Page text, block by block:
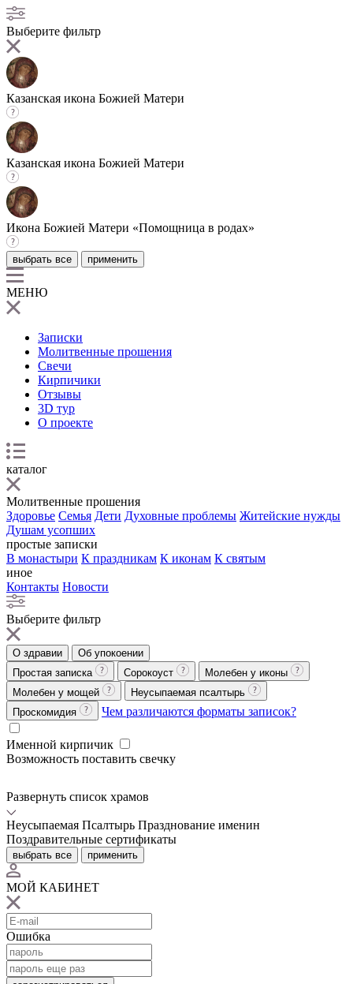
Выберите фильтр
Казанская икона Божией Матери
Казанская икона Божией Матери
Икона Божией Матери «Помощница в родах»
выбрать все применить
МЕНЮ
Записки
Молитвенные прошения
Свечи
Кирпичики
Отзывы
3D тур
О проекте
каталог
Молитвенные прошения
Здоровье Семья Дети Духовные проблемы Житейские нужды
Душам усопших
простые записки
В монастыри К праздникам К иконам К святым
иное
Контакты Новости
Выберите фильтр
О здравии
Об упокоении
Простая записка
Сорокоуст
Молебен у иконы
Молебен у мощей
Неусыпаемая псалтырь
Проскомидия
Чем различаются форматы записок?
Именной кирпичик
Возможность поставить свечку
Развернуть список храмов
Неусыпаемая Псалтырь Празднование именин
Поздравительные сертификаты
выбрать все применить
МОЙ КАБИНЕТ
Ошибка